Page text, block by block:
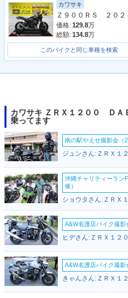
2015年 ZRX1200 D
AEG カワサキ正規取
扱店特別仕様車・特
別・限定仕様
2015年
AEG・カラーチ
ジ
AEG・カラーチェン
ジ
AEG Z生誕40周
AEG カワサキ正規取
扱店特別仕様車・特
別・限定仕様
ジ
カワサキ
価格: 129.8万
総額: 134.8万
このバイクと同じ車種を検索
カワサキ ＺＲＸ１２００ ＤＡ
乗ってます
南の駅やえせ撮影会（
ジュンさん:ＺＲＸ１
沖縄チャリティーラン
催）
A&W名護店バイク撮
ヒデさん:ＺＲＸ１２
A&W名護店バイク撮
きゃんさん:ＺＲＸ１